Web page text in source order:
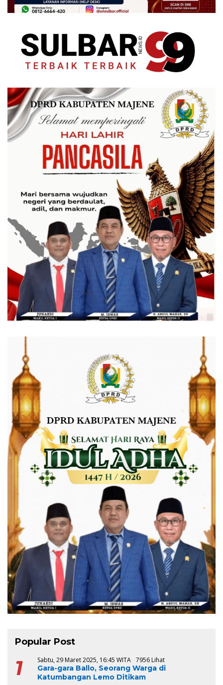
Popular Post
1 Sabtu, 29 Maret 2025, 16:45 WITA 7956 Lihat
Gara-gara Ballo, Seorang Warga di
Katumbangan Lemo Ditikam